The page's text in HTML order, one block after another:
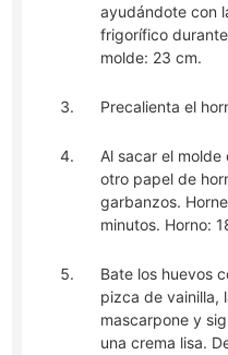
ayudándote con
frigorífico
molde: 23 cm.
Precalienta el
Al sacar el
otro papel de
garbanzos.
minutos. Horno:
Bate los huevos
pizca de vainilla,
mascarpone y
una crema lisa.